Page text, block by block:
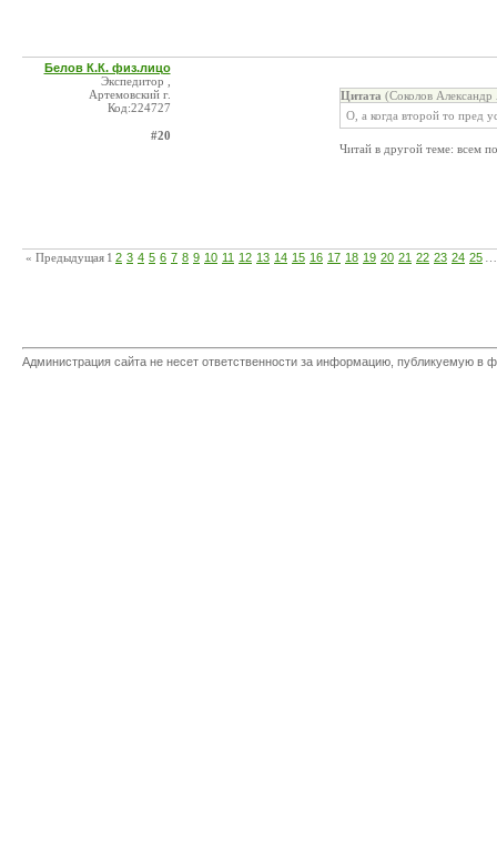
Белов К.К. физ.лицо
Экспедитор ,
Артемовский г.
Код:224727
#20
Цитата (Соколов
О, а когда второй то пред
Читай в другой теме: всем
« Предыдущая 1 2 3 4 5 6 7 8 9 10 11 12 13 14 15 16 17 18 19 20 21 22 23 24 25
Администрация сайта не несет ответственности за информацию, публикуемую